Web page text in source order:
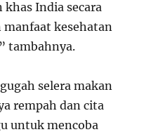
India secara
kesehatan
tambahnya.
selera makan
rempah dan cita
untuk mencoba